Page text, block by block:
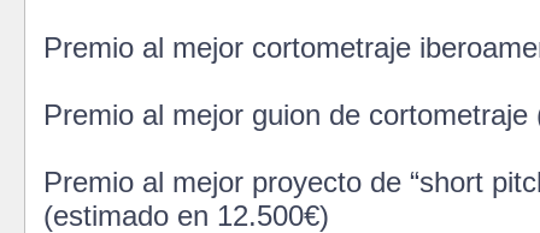
Premio al mejor cortometraje
Premio al mejor guion de cortometraje
Premio al mejor proyecto de “short
(estimado en 12.500€)